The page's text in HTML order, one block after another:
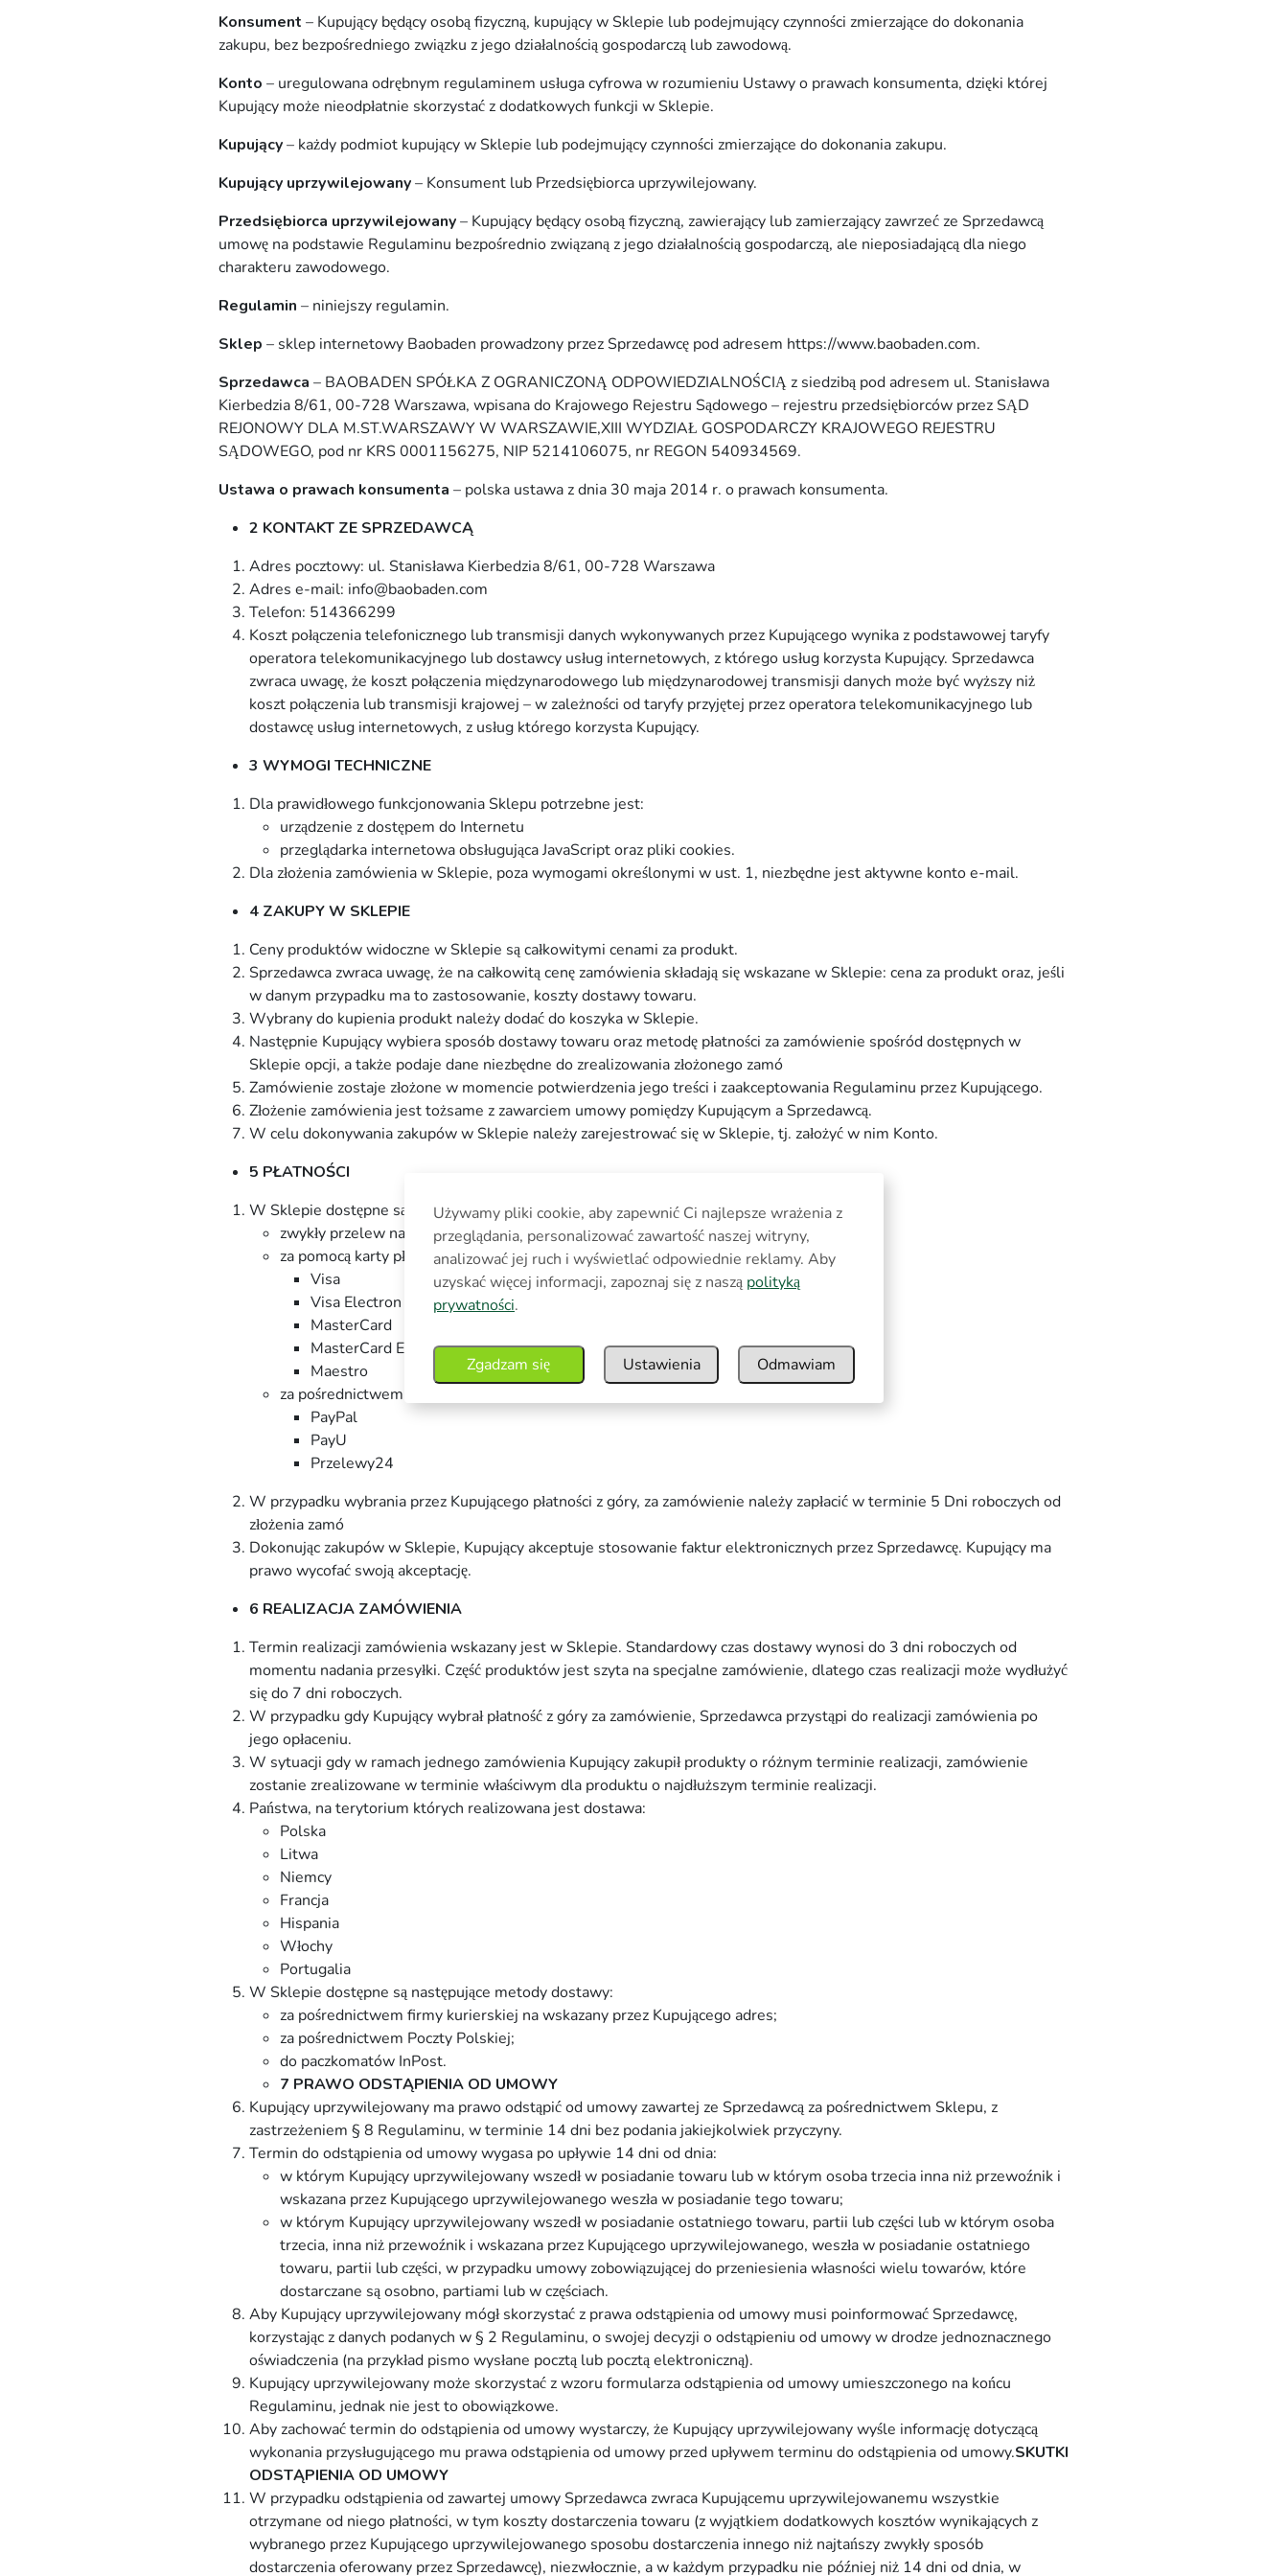
Konsument – Kupujący będący osobą fizyczną, kupujący w Sklepie lub podejmujący czynności zmierzające do dokonania
zakupu, bez bezpośredniego związku z jego działalnością gospodarczą lub zawodową.
Konto – uregulowana odrębnym regulaminem usługa cyfrowa w rozumieniu Ustawy o prawach konsumenta, dzięki której
Kupujący może nieodpłatnie skorzystać z dodatkowych funkcji w Sklepie.
Kupujący– każdy podmiot kupujący w Sklepie lub podejmujący czynności zmierzające do dokonania zakupu.
Kupujący uprzywilejowany– Konsument lub Przedsiębiorca uprzywilejowany.
Przedsiębiorca uprzywilejowany– Kupujący będący osobą fizyczną, zawierający lub zamierzający zawrzeć ze Sprzedawcą
umowę na podstawie Regulaminu bezpośrednio związaną z jego działalnością gospodarczą, ale nieposiadającą dla niego
charakteru zawodowego.
Regulamin – niniejszy regulamin.
Sklep – sklep internetowy Baobaden prowadzony przez Sprzedawcę pod adresem https://www.baobaden.com.
Sprzedawca – BAOBADEN SPÓŁKA Z OGRANICZONĄ ODPOWIEDZIALNOŚCIĄ z siedzibą pod adresem ul. Stanisława
Kierbedzia 8/61, 00-728 Warszawa, wpisana do Krajowego Rejestru Sądowego – rejestru przedsiębiorców przez SĄD
REJONOWY DLA M.ST.WARSZAWY W WARSZAWIE,XIII WYDZIAŁ GOSPODARCZY KRAJOWEGO REJESTRU
SĄDOWEGO, pod nr KRS 0001156275, NIP 5214106075, nr REGON 540934569.
Ustawa o prawach konsumenta – polska ustawa z dnia 30 maja 2014 r. o prawach konsumenta.
2 KONTAKT ZE SPRZEDAWCĄ
Adres pocztowy: ul. Stanisława Kierbedzia 8/61, 00-728 Warszawa
Adres e-mail: info@baobaden.com
Telefon: 514366299
Koszt połączenia telefonicznego lub transmisji danych wykonywanych przez Kupującego wynika z podstawowej taryfy
operatora telekomunikacyjnego lub dostawcy usług internetowych, z którego usług korzysta Kupujący. Sprzedawca
zwraca uwagę, że koszt połączenia międzynarodowego lub międzynarodowej transmisji danych może być wyższy niż
koszt połączenia lub transmisji krajowej – w zależności od taryfy przyjętej przez operatora telekomunikacyjnego lub
dostawcę usług internetowych, z usług którego korzysta Kupujący.
3 WYMOGI TECHNICZNE
Dla prawidłowego funkcjonowania Sklepu potrzebne jest:
urządzenie z dostępem do Internetu
przeglądarka internetowa obsługująca JavaScript oraz pliki cookies.
Dla złożenia zamówienia w Sklepie, poza wymogami określonymi w ust. 1, niezbędne jest aktywne konto e-mail.
4 ZAKUPY W SKLEPIE
Ceny produktów widoczne w Sklepie są całkowitymi cenami za produkt.
Sprzedawca zwraca uwagę, że na całkowitą cenę zamówienia składają się wskazane w Sklepie: cena za produkt oraz, jeśli
w danym przypadku ma to zastosowanie, koszty dostawy towaru.
Wybrany do kupienia produkt należy dodać do koszyka w Sklepie.
Następnie Kupujący wybiera sposób dostawy towaru oraz metodę płatności za zamówienie spośród dostępnych w
Sklepie opcji, a także podaje dane niezbędne do zrealizowania złożonego zamó
Zamówienie zostaje złożone w momencie potwierdzenia jego treści i zaakceptowania Regulaminu przez Kupującego.
Złożenie zamówienia jest tożsame z zawarciem umowy pomiędzy Kupującym a Sprzedawcą.
W celu dokonywania zakupów w Sklepie należy zarejestrować się w Sklepie, tj. założyć w nim Konto.
5 PŁATNOŚCI
W Sklepie dostępne są następujące metody płatności:
zwykły przelew na rachunek bankowy Sprzedawcy;
za pomocą karty płatniczej:
Visa
Visa Electron
MasterCard
MasterCard Electronic
Maestro
za pośrednictwem platformy płatniczej:
PayPal
PayU
Przelewy24
W przypadku wybrania przez Kupującego płatności z góry, za zamówienie należy zapłacić w terminie 5 Dni roboczych od
złożenia zamó
Dokonując zakupów w Sklepie, Kupujący akceptuje stosowanie faktur elektronicznych przez Sprzedawcę. Kupujący ma
prawo wycofać swoją akceptację.
6 REALIZACJA ZAMÓWIENIA
Termin realizacji zamówienia wskazany jest w Sklepie. Standardowy czas dostawy wynosi do 3 dni roboczych od
momentu nadania przesyłki. Część produktów jest szyta na specjalne zamówienie, dlatego czas realizacji może wydłużyć
się do 7 dni roboczych.
W przypadku gdy Kupujący wybrał płatność z góry za zamówienie, Sprzedawca przystąpi do realizacji zamówienia po
jego opłaceniu.
W sytuacji gdy w ramach jednego zamówienia Kupujący zakupił produkty o różnym terminie realizacji, zamówienie
zostanie zrealizowane w terminie właściwym dla produktu o najdłuższym terminie realizacji.
Państwa, na terytorium których realizowana jest dostawa:
Polska
Litwa
Niemcy
Francja
Hispania
Włochy
Portugalia
W Sklepie dostępne są następujące metody dostawy:
za pośrednictwem firmy kurierskiej na wskazany przez Kupującego adres;
za pośrednictwem Poczty Polskiej;
do paczkomatów InPost.
7 PRAWO ODSTĄPIENIA OD UMOWY
Kupujący uprzywilejowany ma prawo odstąpić od umowy zawartej ze Sprzedawcą za pośrednictwem Sklepu, z
zastrzeżeniem § 8 Regulaminu, w terminie 14 dni bez podania jakiejkolwiek przyczyny.
Termin do odstąpienia od umowy wygasa po upływie 14 dni od dnia:
w którym Kupujący uprzywilejowany wszedł w posiadanie towaru lub w którym osoba trzecia inna niż przewoźnik i
wskazana przez Kupującego uprzywilejowanego weszła w posiadanie tego towaru;
w którym Kupujący uprzywilejowany wszedł w posiadanie ostatniego towaru, partii lub części lub w którym osoba
trzecia, inna niż przewoźnik i wskazana przez Kupującego uprzywilejowanego, weszła w posiadanie ostatniego
towaru, partii lub części, w przypadku umowy zobowiązującej do przeniesienia własności wielu towarów, które
dostarczane są osobno, partiami lub w częściach.
Aby Kupujący uprzywilejowany mógł skorzystać z prawa odstąpienia od umowy musi poinformować Sprzedawcę,
korzystając z danych podanych w § 2 Regulaminu, o swojej decyzji o odstąpieniu od umowy w drodze jednoznacznego
oświadczenia (na przykład pismo wysłane pocztą lub pocztą elektroniczną).
Kupujący uprzywilejowany może skorzystać z wzoru formularza odstąpienia od umowy umieszczonego na końcu
Regulaminu, jednak nie jest to obowiązkowe.
Aby zachować termin do odstąpienia od umowy wystarczy, że Kupujący uprzywilejowany wyśle informację dotyczącą
wykonania przysługującego mu prawa odstąpienia od umowy przed upływem terminu do odstąpienia od umowy.SKUTKI
ODSTĄPIENIA OD UMOWY
W przypadku odstąpienia od zawartej umowy Sprzedawca zwraca Kupującemu uprzywilejowanemu wszystkie
otrzymane od niego płatności, w tym koszty dostarczenia towaru (z wyjątkiem dodatkowych kosztów wynikających z
wybranego przez Kupującego uprzywilejowanego sposobu dostarczenia innego niż najtańszy zwykły sposób
dostarczenia oferowany przez Sprzedawcę), niezwłocznie, a w każdym przypadku nie później niż 14 dni od dnia, w
Używamy pliki cookie, aby zapewnić Ci najlepsze wrażenia z
przeglądania, personalizować zawartość naszej witryny,
analizować jej ruch i wyświetlać odpowiednie reklamy. Aby
uzyskać więcej informacji, zapoznaj się z naszą polityką
prywatności.
Zgadzam się Ustawienia Odmawiam